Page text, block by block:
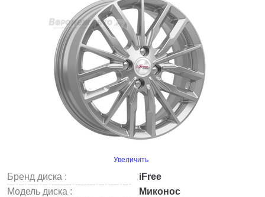
Увеличить
Бренд диска :
iFree
Модель диска :
Миконос